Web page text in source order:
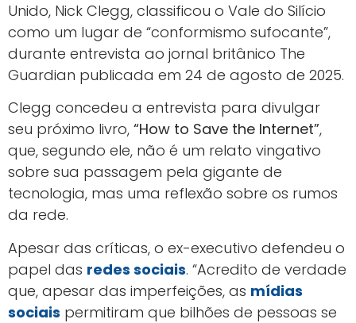
Unido, Nick Clegg, classificou o Vale do Silício
como um lugar de “conformismo sufocante”,
durante entrevista ao jornal britânico The
Guardian publicada em 24 de agosto de 2025.
Clegg concedeu a entrevista para divulgar
seu próximo livro, “How to Save the Internet”,
que, segundo ele, não é um relato vingativo
sobre sua passagem pela gigante de
tecnologia, mas uma reflexão sobre os rumos
da rede.
Apesar das críticas, o ex-executivo defendeu o
papel das redes sociais. “Acredito de verdade
que, apesar das imperfeições, as mídias
sociais permitiram que bilhões de pessoas se